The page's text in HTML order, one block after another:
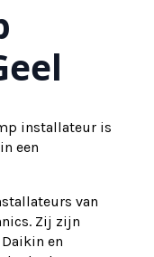
installateur is
een
van
Zij zijn
en